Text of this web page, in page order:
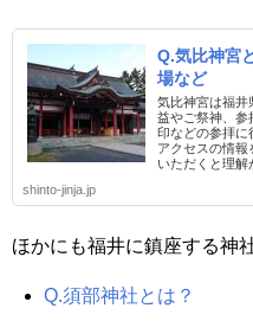
Q.気比神宮
場など
気比神宮は福井
益やご祭神、参
印などの参拝に
アクセスの情
いただくと理解
shinto-jinja.jp
ほかにも福井に鎮座する神
Q.須部神社とは？